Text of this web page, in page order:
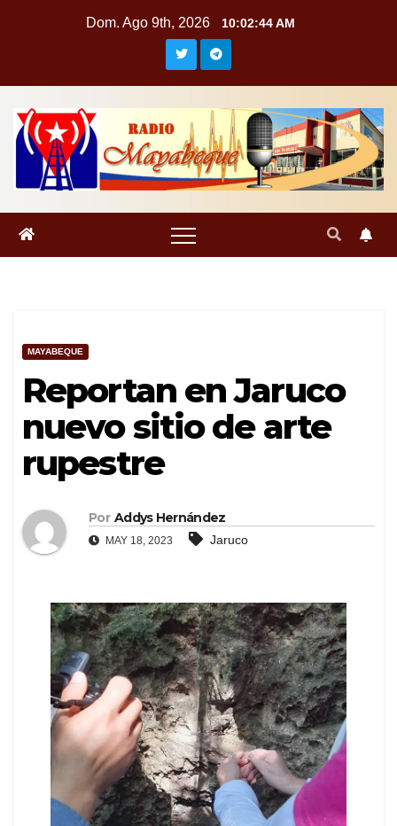
Dom. Ago 9th, 2026 10:02:44 AM
MAYABEQUE
Reportan en Jaruco
nuevo sitio de arte
rupestre
Por Addys Hernández
MAY 18, 2023 Jaruco